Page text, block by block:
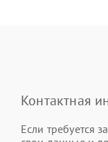
Контактная
Если требуется